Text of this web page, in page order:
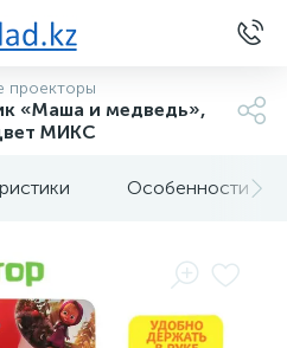
проекторы
«Маша и медведь»,
МИКС
Особенности